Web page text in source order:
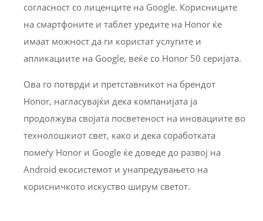
согласност со лиценците на Google. Корисниците
на смартфоните и таблет уредите на Honor ќе
имаат можност да ги користат услугите и
апликациите на Google, веќе со Honor 50 серијата.
Ова го потврди и претставникот на брендот
Honor, нагласувајќи дека компанијата ја
продолжува својата посветеност на иновациите во
технолошкиот свет, како и дека соработката
помеѓу Honor и Google ќе доведе до развој на
Android екосистемот и унапредувањето на
корисничкото искуство ширум светот.